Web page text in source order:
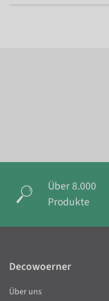
Über 8.000
Produkte
Decowoerner
Über uns